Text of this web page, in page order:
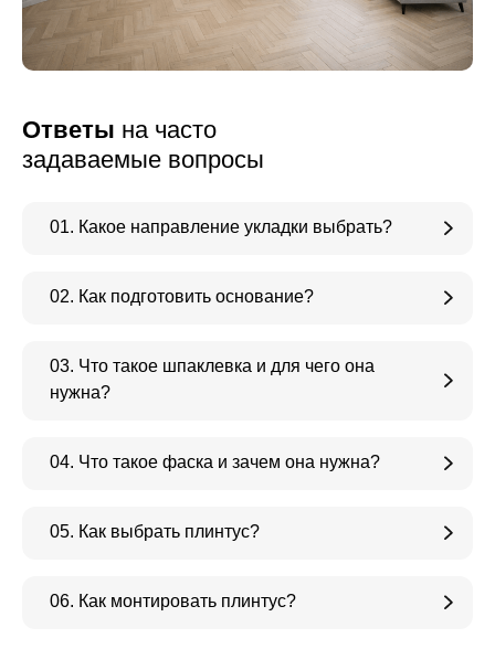
Ответы на часто
задаваемые вопросы
01. Какое направление укладки выбрать?
02. Как подготовить основание?
03. Что такое шпаклевка и для чего она
нужна?
04. Что такое фаска и зачем она нужна?
05. Как выбрать плинтус?
06. Как монтировать плинтус?